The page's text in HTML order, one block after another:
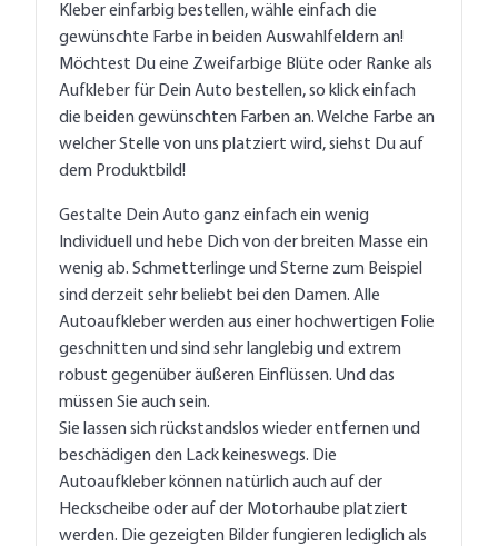
Kleber einfarbig bestellen, wähle einfach die
gewünschte Farbe in beiden Auswahlfeldern an!
Möchtest Du eine Zweifarbige Blüte oder Ranke als
Aufkleber für Dein Auto bestellen, so klick einfach
die beiden gewünschten Farben an. Welche Farbe an
welcher Stelle von uns platziert wird, siehst Du auf
dem Produktbild!
Gestalte Dein Auto ganz einfach ein wenig
Individuell und hebe Dich von der breiten Masse ein
wenig ab. Schmetterlinge und Sterne zum Beispiel
sind derzeit sehr beliebt bei den Damen. Alle
Autoaufkleber werden aus einer hochwertigen Folie
geschnitten und sind sehr langlebig und extrem
robust gegenüber äußeren Einflüssen. Und das
müssen Sie auch sein.
Sie lassen sich rückstandslos wieder entfernen und
beschädigen den Lack keineswegs. Die
Autoaufkleber können natürlich auch auf der
Heckscheibe oder auf der Motorhaube platziert
werden. Die gezeigten Bilder fungieren lediglich als